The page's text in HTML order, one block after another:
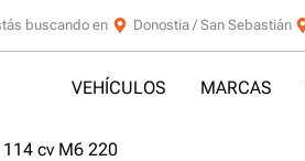
buscando en Donostia / San Sebastián
VEHÍCULOS MARCAS
cv M6 220